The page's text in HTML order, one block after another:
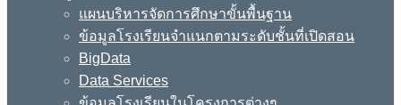
แผนบริหารจัดการศึกษาขั้นพื้นฐาน
ข้อมูลโรงเรียนจำแนกตามระดับชั้นที่เปิดสอน
BigData
Data Services